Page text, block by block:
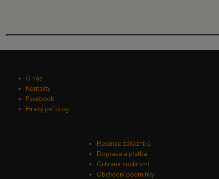
O nás
Kontakty
Facebook
Hravý psí blog
Recenze zákazníků
Doprava a platba
Ochrana soukromí
Obchodní podmínky